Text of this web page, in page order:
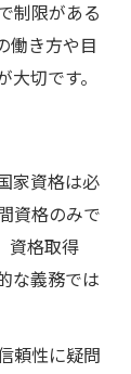
制限がある
働き方や目
切です。
家資格は必
資格のみで
資格取得
な義務では
頼性に疑問